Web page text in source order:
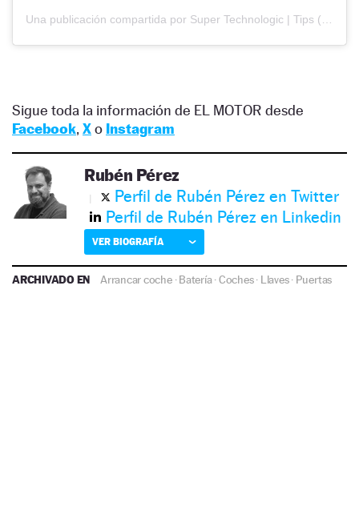
Una publicación compartida por Super Technologic | Tips (@supertechnologic)
Sigue toda la información de EL MOTOR desde
Facebook, Xo Instagram
Rubén Pérez
Perfil de Rubén Pérez en Twitter
Perfil de Rubén Pérez en Linkedin
VER BIOGRAFÍA
ARCHIVADO EN Arrancar coche·Batería·Coches· Llaves· Puertas